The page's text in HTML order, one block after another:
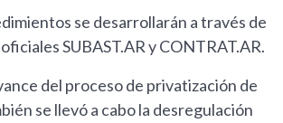
se desarrollarán a través de
SUBAST.AR y CONTRAT.AR.
del proceso de privatización de
se llevó a cabo la desregulación